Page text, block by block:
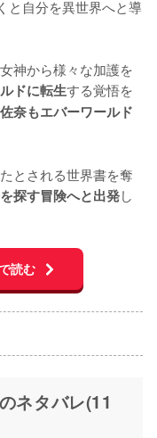
と自分を異世界へと導
神から様々な加護を
ドに転生する覚悟を
佐奈もエバーワールド
とされる世界書を奪
探す冒険へと出発し
読む
ネタバレ(11